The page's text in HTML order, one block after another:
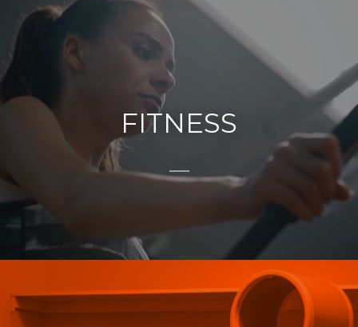
FITNESS